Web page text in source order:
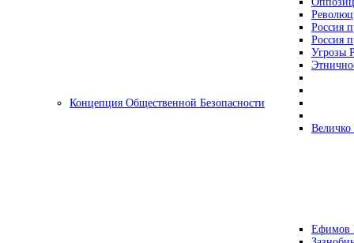
Россия
Россия
Угрозы
Концепция Общественной Безопасности
Ефимов